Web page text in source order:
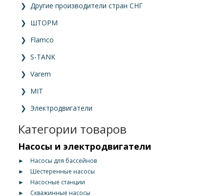
❯ Другие производители стран СНГ
❯ ШТОРМ
❯ Flamco
❯ S-TANK
❯ Varem
❯ MIT
❯ Электродвигатели
Категории товаров
Насосы и электродвигатели
►
Насосы для бассейнов
►
Шестеренные насосы
►
Насосные станции
►
Скважинные насосы